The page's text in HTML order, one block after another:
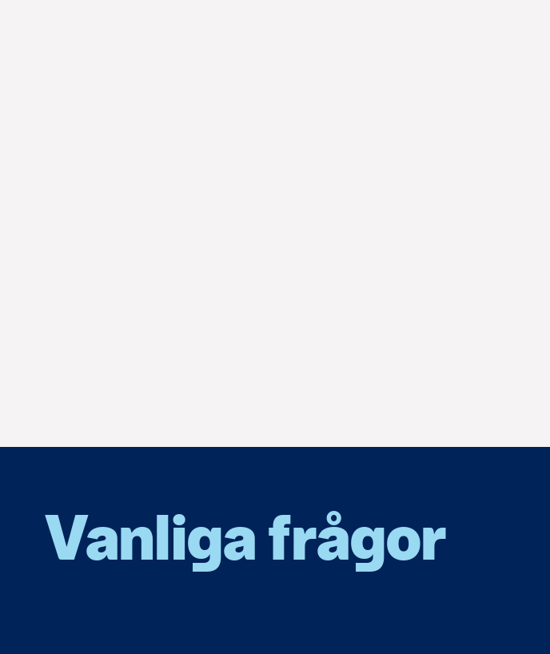
Vanliga frågor